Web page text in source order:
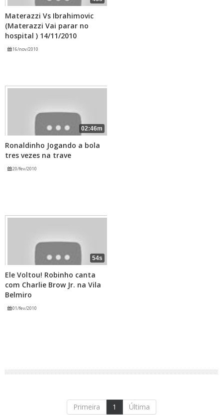
Materazzi Vs Ibrahimovic
(Materazzi Vai parar no
hospital ) 14/11/2010
16/nov/2010
02:46m
Ronaldinho Jogando a bola
tres vezes na trave
20/fev/2010
54s
Ele Voltou! Robinho canta
com Charlie Brow Jr. na Vila
Belmiro
01/fev/2010
Primeira 1 Última